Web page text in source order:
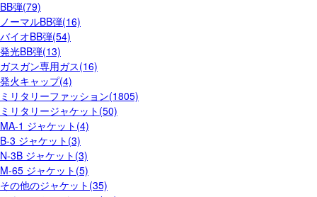
BB弾(79)
ノーマルBB弾(16)
バイオBB弾(54)
発光BB弾(13)
ガスガン専用ガス(16)
発火キャップ(4)
ミリタリーファッション(1805)
ミリタリージャケット(50)
MA-1 ジャケット(4)
B-3 ジャケット(3)
N-3B ジャケット(3)
M-65 ジャケット(5)
その他のジャケット(35)